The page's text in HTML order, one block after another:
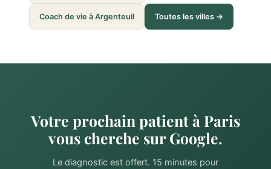
Coach de vie à Argenteuil Toutes les villes →
Votre prochain patient à Paris
vous cherche sur Google.
Le diagnostic est offert. 15 minutes pour